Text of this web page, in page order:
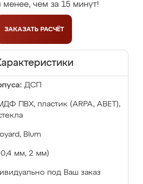
менее, чем за 15 минут!
ЗАКАЗАТЬ РАСЧЁТ
ДСП
ПВХ, пластик (ARPA, ABET),
Blum
мм, 2 мм)
под Ваш заказ